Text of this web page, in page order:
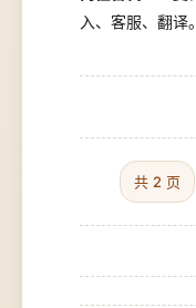
入、客服、翻译。
共 2 页